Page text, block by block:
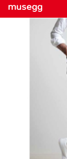
musegg